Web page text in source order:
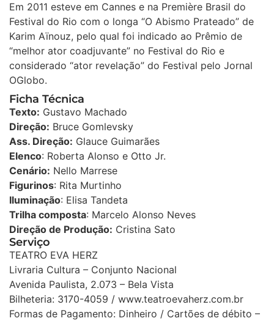
Em 2011 esteve em Cannes e na Première Brasil do
Festival do Rio com o longa “O Abismo Prateado” de
Karim Aïnouz, pelo qual foi indicado ao Prêmio de
“melhor ator coadjuvante” no Festival do Rio e
considerado “ator revelação” do Festival pelo Jornal
OGlobo.
Ficha Técnica
Texto: Gustavo Machado
Direção: Bruce Gomlevsky
Ass. Direção: Glauce Guimarães
Elenco: Roberta Alonso e Otto Jr.
Cenário: Nello Marrese
Figurinos: Rita Murtinho
Iluminação: Elisa Tandeta
Trilha composta: Marcelo Alonso Neves
Direção de Produção: Cristina Sato
Serviço
TEATRO EVA HERZ
Livraria Cultura – Conjunto Nacional
Avenida Paulista, 2.073 – Bela Vista
Bilheteria: 3170-4059 / www.teatroevaherz.com.br
Formas de Pagamento: Dinheiro / Cartões de débito –